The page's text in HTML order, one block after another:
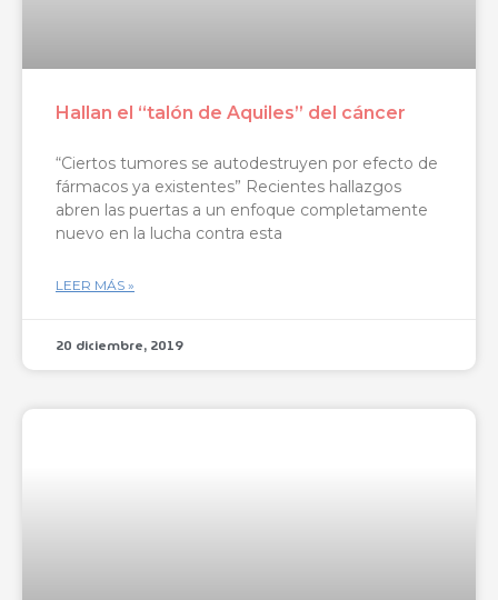
Hallan el “talón de Aquiles” del cáncer
“Ciertos tumores se autodestruyen por efecto de
fármacos ya existentes” Recientes hallazgos
abren las puertas a un enfoque completamente
nuevo en la lucha contra esta
LEER MÁS »
20 diciembre, 2019